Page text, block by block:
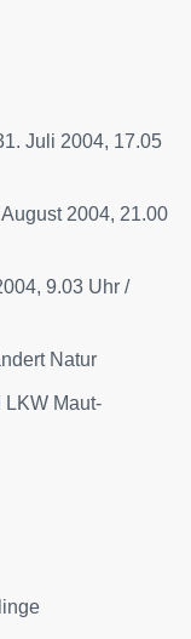
Juli 2004, 17.05
2004, 21.00
9.03 Uhr /
Natur
LKW Maut-